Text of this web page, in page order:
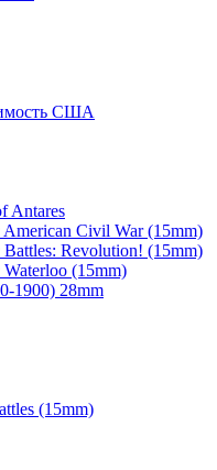
США
Antares
Civil War (15mm)
Revolution! (15mm)
(15mm)
1900) 28mm
(15mm)